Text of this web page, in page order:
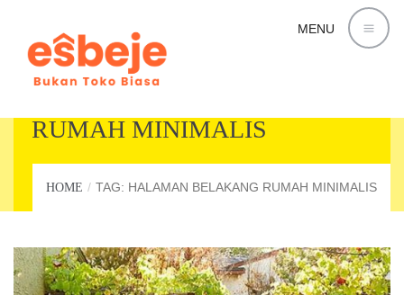
MENU
RUMAH MINIMALIS
HOME TAG: HALAMAN BELAKANG RUMAH MINIMALIS